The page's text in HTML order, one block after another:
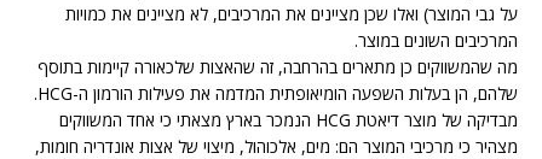
על גבי המוצר) ואלו שכן מציינים את המרכיבים, לא מציינים את כמויות
המרכיבים השונים במוצר.
מה שהמשווקים כן מתארים בהרחבה, זה שהאצות שלכאורה קיימות בתוסף
שלהם, הן בעלות השפעה הומיאופתית המדמה את פעילות הורמון ה-HCG.
מבדיקה של מוצר דיאטת HCG הנמכר בארץ מצאתי כי אחד המשווקים
מצהיר כי מרכיבי המוצר הם: מים, אלכוהול, מיצוי של אצות אונדריה חומות,